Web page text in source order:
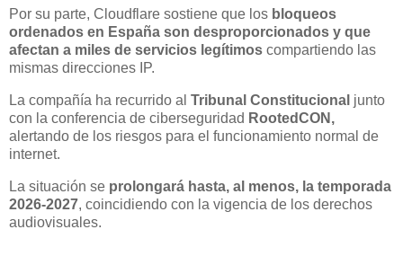
Por su parte, Cloudflare sostiene que los bloqueos
ordenados en España son desproporcionados y que
afectan a miles de servicios legítimos compartiendo las
mismas direcciones IP.
La compañía ha recurrido al Tribunal Constitucional junto
con la conferencia de ciberseguridad RootedCON,
alertando de los riesgos para el funcionamiento normal de
internet.
La situación se prolongará hasta, al menos, la temporada
2026-2027, coincidiendo con la vigencia de los derechos
audiovisuales.